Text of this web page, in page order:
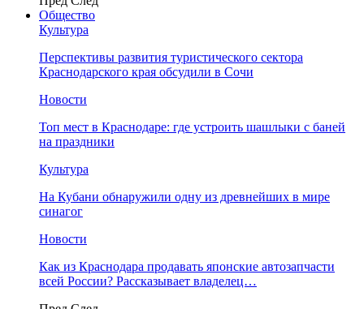
Общество
Культура
Перспективы развития туристического сектора
Краснодарского края обсудили в Сочи
Новости
Топ мест в Краснодаре: где устроить шашлыки с баней
на праздники
Культура
На Кубани обнаружили одну из древнейших в мире
синагог
Новости
Как из Краснодара продавать японские автозапчасти
всей России? Рассказывает владелец…